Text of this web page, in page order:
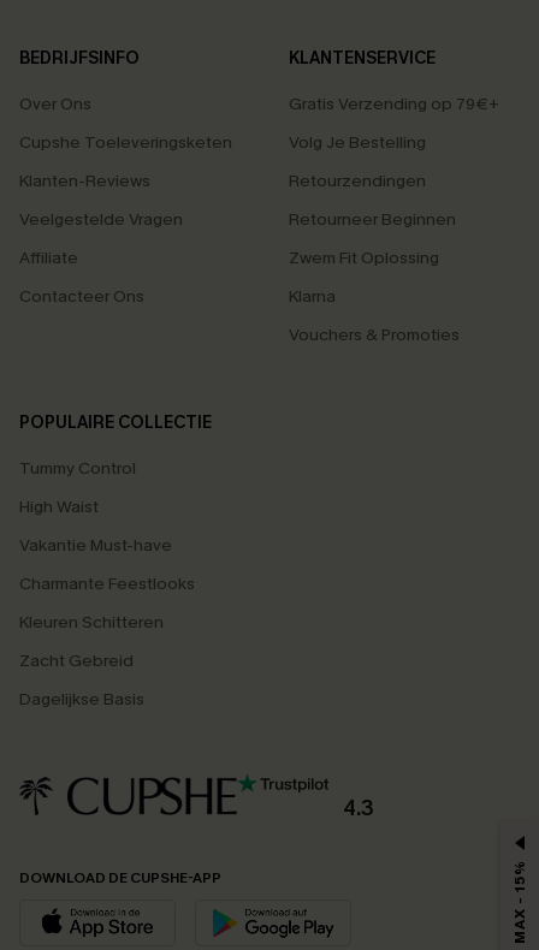
BEDRIJFSINFO
Over Ons
Cupshe Toeleveringsketen
Klanten-Reviews
Veelgestelde Vragen
Affiliate
Contacteer Ons
KLANTENSERVICE
Gratis Verzending op 79€+
Volg Je Bestelling
Retourzendingen
Retourneer Beginnen
Zwem Fit Oplossing
Klarna
Vouchers & Promoties
POPULAIRE COLLECTIE
Tummy Control
High Waist
Vakantie Must-have
Charmante Feestlooks
Kleuren Schitteren
Zacht Gebreid
Dagelijkse Basis
4.3
DOWNLOAD DE CUPSHE-APP MAX - 15%